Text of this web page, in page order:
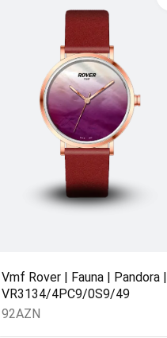
Vmf Rover | Fauna | Pandora |
VR3134/4PC9/0S9/49
92AZN